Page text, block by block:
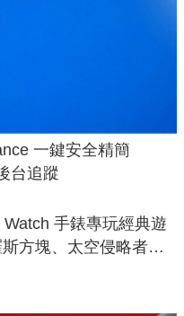
一鍵安全精簡
台追蹤
Watch 手錶專玩經典遊
方塊、太空侵略者，